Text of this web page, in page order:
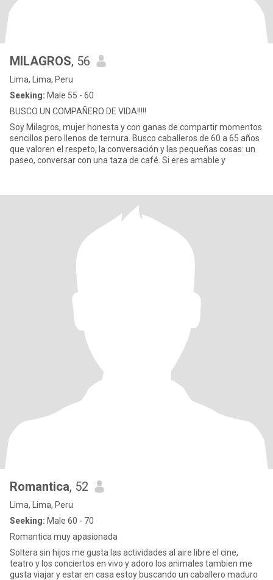
MILAGROS, 56
Lima, Lima, Peru
Seeking: Male 55 - 60
BUSCO UN COMPAÑERO DE VIDA!!!!!
Soy Milagros, mujer honesta y con ganas de compartir momentos
sencillos pero llenos de ternura. Busco caballeros de 60 a 65 años
que valoren el respeto, la conversación y las pequeñas cosas: un
paseo, conversar con una taza de café. Si eres amable y
Romantica, 52
Lima, Lima, Peru
Seeking: Male 60 - 70
Romantica muy apasionada
Soltera sin hijos me gusta las actividades al aire libre el cine,
teatro y los conciertos en vivo y adoro los animales tambien me
gusta viajar y estar en casa estoy buscando un caballero maduro